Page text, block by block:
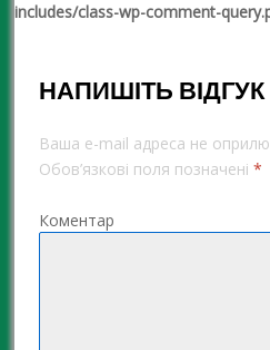
includes/class-wp-comment-
НАПИШІТЬ ВІДГУК
Ваша e-mail адреса не
Обов’язкові поля позначені *
Коментар